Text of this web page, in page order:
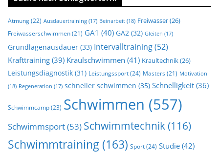
Atmung(22) Ausdauertraining (17) Beinarbeit (18) Freiwasser(26)
Freiwasserschwimmen (21) GA1 (40) GA2 (32) Gleiten (17)
Grundlagenausdauer (33) Intervalltraining(52)
Krafttraining (39) Kraulschwimmen (41) Kraultechnik(26)
Leistungsdiagnostik (31) Leistungssport(24) Masters (21) Motivation
(18) Regeneration (17) schneller schwimmen (35) Schnelligkeit (36)
Schwimmcamp(23) Schwimmen (557)
Schwimmsport(53) Schwimmtechnik(116)
Schwimmtraining (163) Sport(24) Studie (42)